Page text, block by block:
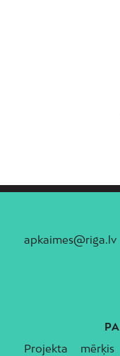
apkaimes@riga.lv
Projekta